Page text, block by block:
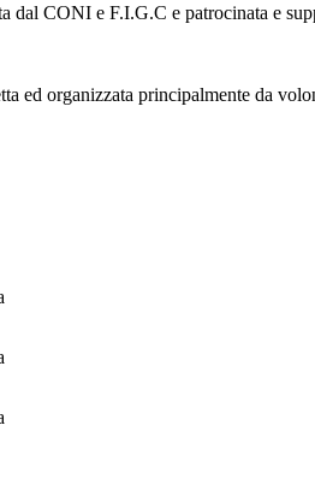
dal CONI e F.I.G.C e patrocinata e
ed organizzata principalmente da